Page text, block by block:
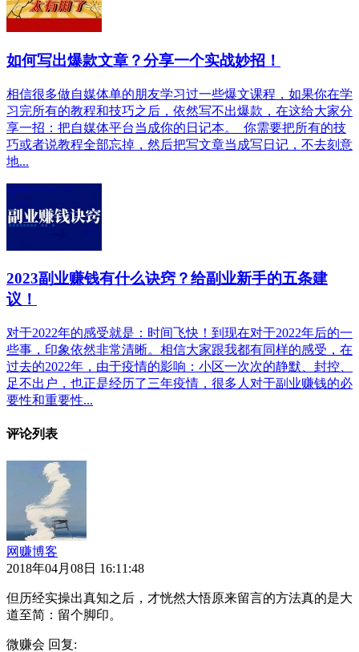
如何写出爆款文章？分享一个实战妙招！
相信很多做自媒体单的朋友学习过一些爆文课程，如果你在学
习完所有的教程和技巧之后，依然写不出爆款，在这给大家分
享一招：把自媒体平台当成你的日记本。 你需要把所有的技
巧或者说教程全部忘掉，然后把写文章当成写日记，不去刻意
地...
2023副业赚钱有什么诀窍？给副业新手的五条建
议！
对于2022年的感受就是：时间飞快！到现在对于2022年后的一
些事，印象依然非常清晰。相信大家跟我都有同样的感受，在
过去的2022年，由于疫情的影响：小区一次次的静默、封控、
足不出户，也正是经历了三年疫情，很多人对于副业赚钱的必
要性和重要性...
评论列表
网赚博客
2018年04月08日 16:11:48
但历经实操出真知之后，才恍然大悟原来留言的方法真的是大
道至简：留个脚印。
微赚会 回复: